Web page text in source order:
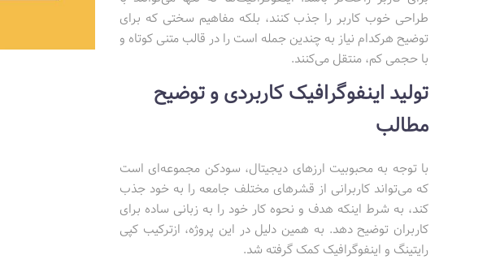
طراحی خوب کاربر را جذب کنند، بلکه مفاهیم سختی که برای
توضیح هرکدام نیاز به چندین جمله است را در قالب متنی کوتاه و
با حجمی کم، منتقل می‌کنند.
تولید اینفوگرافیک کاربردی و توضیح
مطالب
با توجه به محبوبیت ارزهای دیجیتال، سودکن مجموعه‌ای است
که می‌تواند کاربرانی از قشرهای مختلف جامعه را به خود جذب
کند، به شرط اینکه هدف و نحوه کار خود را به زبانی ساده برای
کاربران توضیح دهد. به همین دلیل در این پروژه، ازترکیب کپی
رایتینگ و اینفوگرافیک کمک گرفته شد.